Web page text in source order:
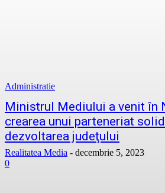
Administratie
Ministrul Mediului a venit în
crearea unui parteneriat
dezvoltarea judeţului
Realitatea Media - decembrie 5, 2023
0